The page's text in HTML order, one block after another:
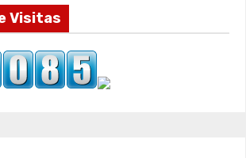
Visitas